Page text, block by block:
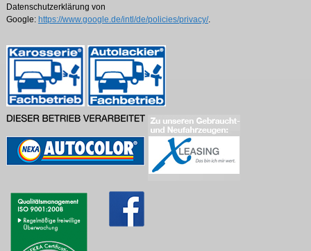
Datenschutzerklärung von
Google: https://www.google.de/intl/de/policies/privacy/.